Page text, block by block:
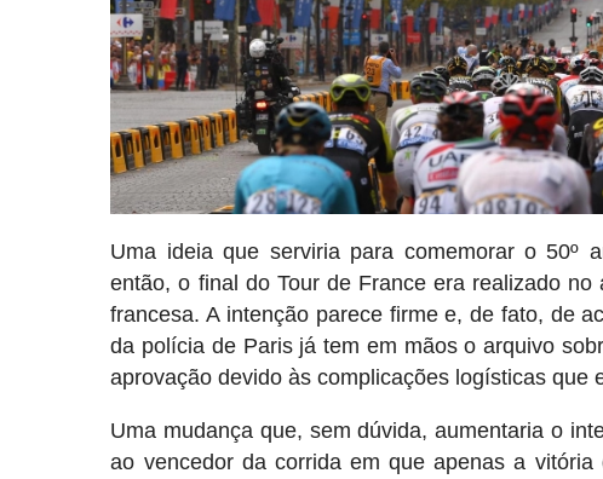
Uma ideia que serviria para comemorar o 50º
então, o final do Tour de France era realizado
francesa. A intenção parece firme e, de fato, de
da polícia de Paris já tem em mãos o arquivo
aprovação devido às complicações logísticas que
Uma mudança que, sem dúvida, aumentaria o
ao vencedor da corrida em que apenas a